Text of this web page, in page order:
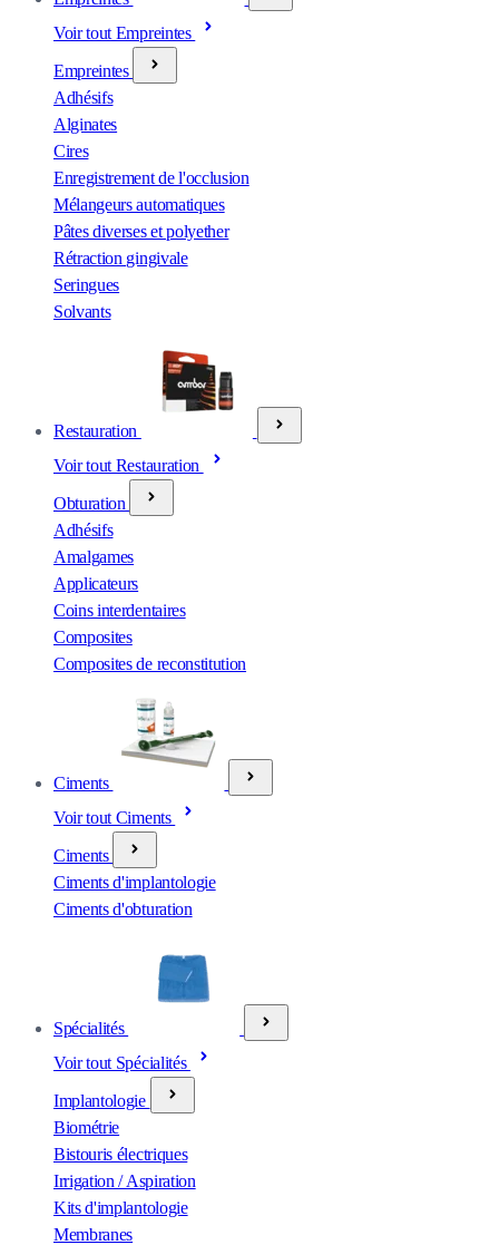
Voir tout Empreintes
Empreintes
Adhésifs
Alginates
Cires
Enregistrement de l'occlusion
Mélangeurs automatiques
Pâtes diverses et polyether
Rétraction gingivale
Seringues
Solvants
Restauration
Voir tout Restauration
Obturation
Adhésifs
Amalgames
Applicateurs
Coins interdentaires
Composites
Composites de reconstitution
Ciments
Voir tout Ciments
Ciments
Ciments d'implantologie
Ciments d'obturation
Spécialités
Voir tout Spécialités
Implantologie
Biométrie
Bistouris électriques
Irrigation / Aspiration
Kits d'implantologie
Membranes